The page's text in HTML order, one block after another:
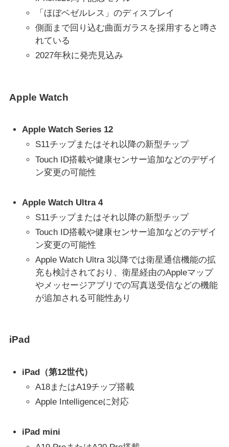
「ほぼベゼルレス」のディスプレイ
側面まで回り込む曲面ガラスを採用すると噂さ
れている
2027年秋に発売見込み
Apple Watch
Apple Watch Series 12
S11チップまたはそれ以降の新型チップ
Touch ID搭載や健康センサー追加などのデザイ
ン変更の可能性
Apple Watch Ultra 4
S11チップまたはそれ以降の新型チップ
Touch ID搭載や健康センサー追加などのデザイ
ン変更の可能性
Apple Watch Ultra 3以降では衛星通信機能の拡
充も検討されており、衛星経由のAppleマップ
やメッセージアプリでの写真送受信などの機能
が追加される可能性あり
iPad
iPad（第12世代）
A18またはA19チップ搭載
Apple Intelligenceに対応
iPad mini